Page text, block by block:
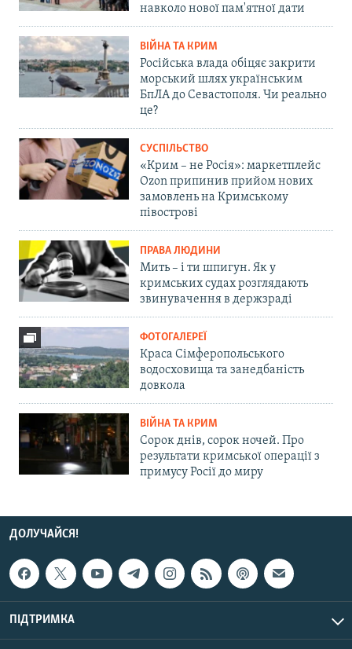
навколо нової пам'ятної дати
ВІЙНА ТА КРИМ
Російська влада обіцяє закрити
морський шлях українським
БпЛА до Севастополя. Чи реально
це?
СУСПІЛЬСТВО
«Крим – не Росія»: маркетплейс
Ozon припинив прийом нових
замовлень на Кримському
півострові
ПРАВА ЛЮДИНИ
Мить – і ти шпигун. Як у
кримських судах розглядають
звинувачення в держзраді
ФОТОГАЛЕРЕЇ
Краса Сімферопольського
водосховища та занедбаність
довкола
ВІЙНА ТА КРИМ
Сорок днів, сорок ночей. Про
результати кримської операції з
примусу Росії до миру
ДОЛУЧАЙСЯ!
ПІДТРИМКА